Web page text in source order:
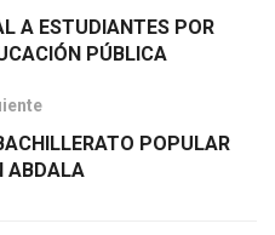
A ESTUDIANTES POR
PÚBLICA
POPULAR
ABDALA